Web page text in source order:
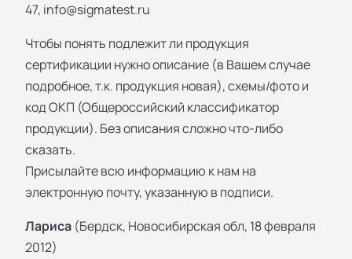
47, info@sigmatest.ru
Чтобы понять подлежит ли продукция
сертификации нужно описание (в Вашем случае
подробное, т.к. продукция новая), схемы/фото и
код ОКП (Общероссийский классификатор
продукции). Без описания сложно что-либо
сказать.
Присылайте всю информацию к нам на
электронную почту, указанную в подписи.
Лариса (Бердск, Новосибирская обл, 18 февраля
2012)